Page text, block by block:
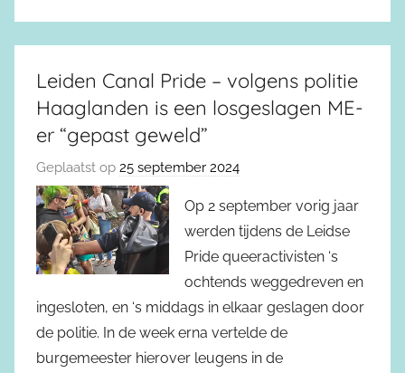
Leiden Canal Pride – volgens politie
Haaglanden is een losgeslagen ME-
er “gepast geweld”
Geplaatst op 25 september 2024
Op 2 september vorig jaar
werden tijdens de Leidse
Pride queeractivisten ‘s
ochtends weggedreven en
ingesloten, en ‘s middags in elkaar geslagen door
de politie. In de week erna vertelde de
burgemeester hierover leugens in de